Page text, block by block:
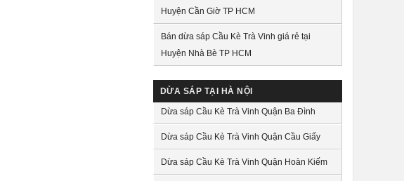
Huyện Cần Giờ TP HCM
Bán dừa sáp Cầu Kè Trà Vinh giá rẻ tại
Huyện Nhà Bè TP HCM
DỪA SÁP TẠI HÀ NỘI
Dừa sáp Cầu Kè Trà Vinh Quận Ba Đình
Dừa sáp Cầu Kè Trà Vinh Quận Cầu Giấy
Dừa sáp Cầu Kè Trà Vinh Quận Hoàn Kiếm